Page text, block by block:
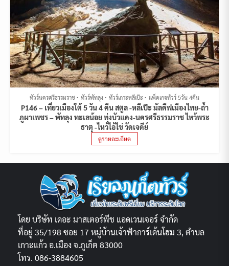
ทัวร์นครศรีธรรมราช ทัวร์พัทลุง ทัวร์เกาะหลีเป๊ะ แพ็คเกจทัวร์ 5วัน 4คืน
P146 – เที่ยวเมืองใต้ 5 วัน 4 คืน สตูล -หลีเป๊ะ มัลดีฟเมืองไทย-ถ้ำ
ภูผาเพชร – พัทลุง ทะเลน้อย ทุ่งบัวแดง-นครศรีธรรมราช ไหว้พระ
ธาตุ -ไหว้ไอ้ไข่ วัดเจดีย์
ดูรายละเอียด
โดย บริษัท เดอะ มาสเตอร์พีช แอดเวนเจอร์ จำกัด
ที่อยู่ 35/198 ซอย 17 หมู่บ้านเจ้าฟ้าการ์เด้นโฮม 3, ตำบล
เกาะแก้ว อ.เมือง จ.ภูเก็ต 83000
โทร. 086-3884605